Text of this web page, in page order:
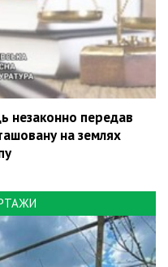
незаконно передав
на землях